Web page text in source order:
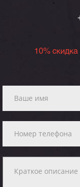
10%